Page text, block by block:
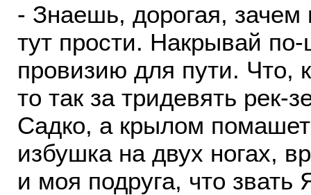
- Знаешь, дорогая,
тут прости. Накрывай
провизию для пути. Что,
то так за тридевять рек-
Садко, а крылом
избушка на двух ногах,
и моя подруга, что